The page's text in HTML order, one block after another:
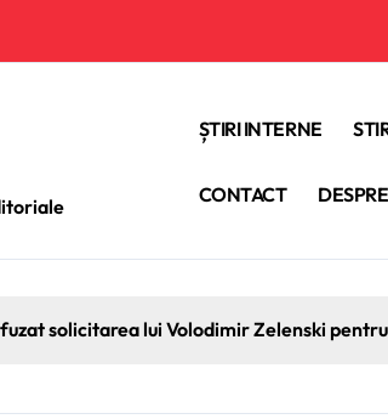
ȘTIRI INTERNE
CONTACT
solicitarea lui Volodimir Zelenski